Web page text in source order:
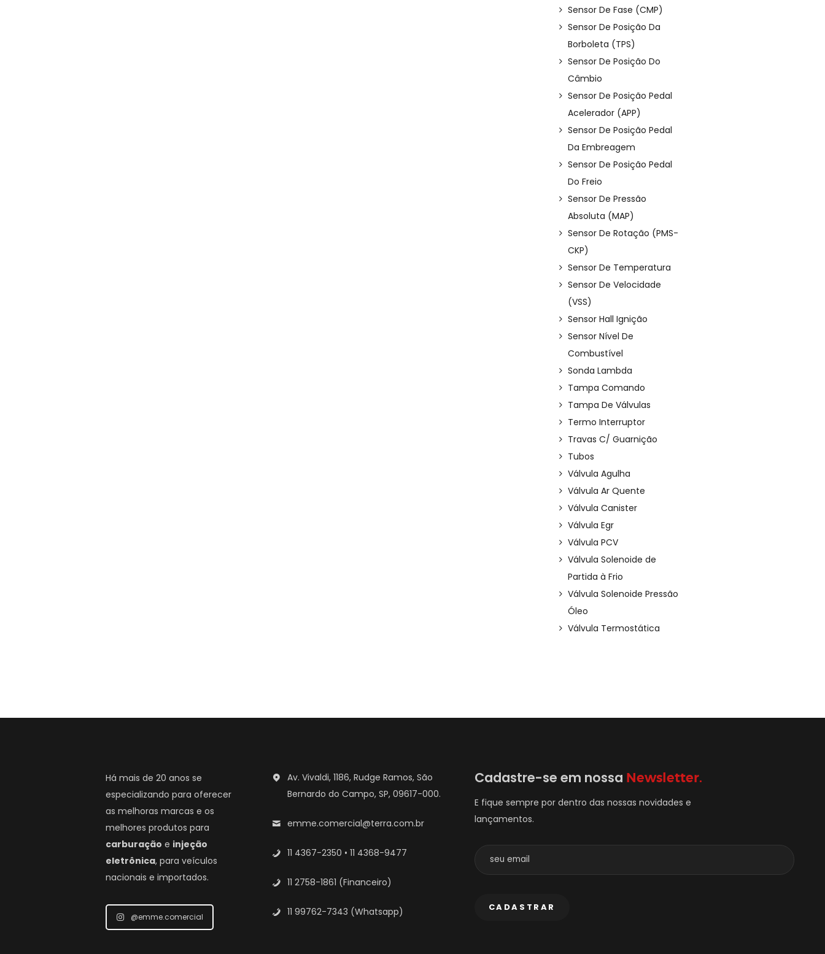
Sensor De Fase (CMP)
Sensor De Posição Da
Borboleta (TPS)
Sensor De Posição Do
Câmbio
Sensor De Posição Pedal
Acelerador (APP)
Sensor De Posição Pedal
Da Embreagem
Sensor De Posição Pedal
Do Freio
Sensor De Pressão
Absoluta (MAP)
Sensor De Rotação (PMS-
CKP)
Sensor De Temperatura
Sensor De Velocidade
(VSS)
Sensor Hall Ignição
Sensor Nível De
Combustível
Sonda Lambda
Tampa Comando
Tampa De Válvulas
Termo Interruptor
Travas C/ Guarnição
Tubos
Válvula Agulha
Válvula Ar Quente
Válvula Canister
Válvula Egr
Válvula PCV
Válvula Solenoide de
Partida à Frio
Válvula Solenoide Pressão
Óleo
Válvula Termostática
Há mais de 20 anos se
especializando para oferecer
as melhoras marcas e os
melhores produtos para
carburação e injeção
eletrônica, para veículos
nacionais e importados.
@emme.comercial
Av. Vivaldi, 1186, Rudge Ramos, São
Bernardo do Campo, SP, 09617-000.
emme.comercial@terra.com.br
11 4367-2350 • 11 4368-9477
11 2758-1861 (Financeiro)
11 99762-7343 (Whatsapp)
Cadastre-se em nossa Newsletter.
E fique sempre por dentro das nossas novidades e
lançamentos.